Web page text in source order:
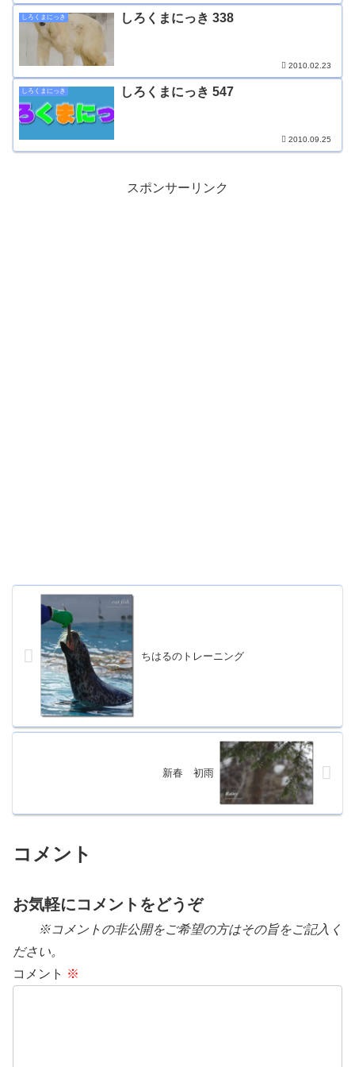
しろくまにっき しろくまにっき 338
2010.02.23
しろくまにっき しろくまにっき 547
2010.09.25
スポンサーリンク
ちはるのトレーニング
新春 初雨
コメント
お気軽にコメントをどうぞ
※コメントの非公開をご希望の方はその旨をご記入く
ださい。
コメント ※